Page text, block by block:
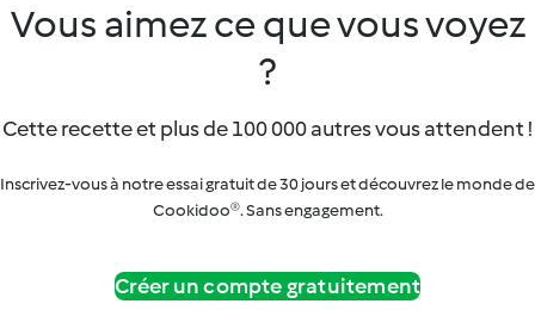
Vous aimez ce que vous voyez
?
Cette recette et plus de 100 000 autres vous attendent !
Inscrivez-vous à notre essai gratuit de 30 jours et découvrez le monde de
Cookidoo®. Sans engagement.
Créer un compte gratuitement